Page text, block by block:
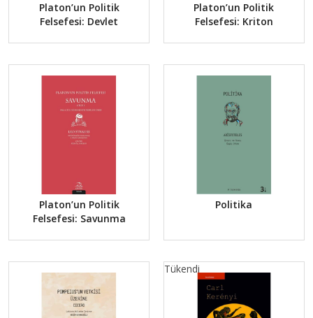
Platon’un Politik
Felsefesi: Devlet
Platon’un Politik
Felsefesi: Kriton
Platon’un Politik
Felsefesi: Savunma
Politika
Tükendi